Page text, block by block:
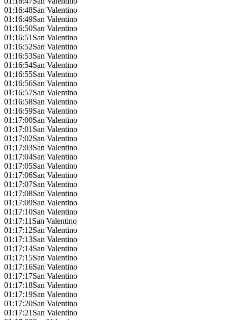
01:16:48San Valentino
01:16:49San Valentino
01:16:50San Valentino
01:16:51San Valentino
01:16:52San Valentino
01:16:53San Valentino
01:16:54San Valentino
01:16:55San Valentino
01:16:56San Valentino
01:16:57San Valentino
01:16:58San Valentino
01:16:59San Valentino
01:17:00San Valentino
01:17:01San Valentino
01:17:02San Valentino
01:17:03San Valentino
01:17:04San Valentino
01:17:05San Valentino
01:17:06San Valentino
01:17:07San Valentino
01:17:08San Valentino
01:17:09San Valentino
01:17:10San Valentino
01:17:11San Valentino
01:17:12San Valentino
01:17:13San Valentino
01:17:14San Valentino
01:17:15San Valentino
01:17:16San Valentino
01:17:17San Valentino
01:17:18San Valentino
01:17:19San Valentino
01:17:20San Valentino
01:17:21San Valentino